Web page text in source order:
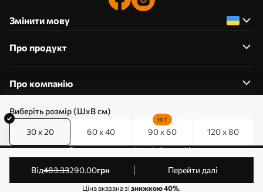
Виберіть розмір (ШхВ см)
30 x 20 60 x 40 90 x 60
HIT
120 x 80
від483.33290.00грн Перейти далі
Ціна вказана зізнижкою 40%.
Змінити мову
Про продукт
Про компанію
0800357223
Редагування дозволів на файли cookie
© 2011-2026 Art-holst. Усі права захищені. Власник:
ТОВ “КЛЄВЄР”. Код ЄДРПОУ: 31780602.